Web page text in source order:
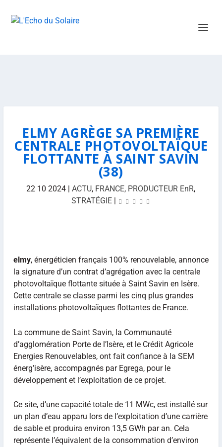
ELMY AGRÈGE SA PREMIÈRE
CENTRALE PHOTOVOLTAÏQUE
FLOTTANTE À SAINT SAVIN
(38)
22 10 2024 |ACTU, FRANCE, PRODUCTEUR EnR,
STRATÉGIE|
elmy, énergéticien français 100% renouvelable, annonce
la signature d’un contrat d’agrégation avec la centrale
photovoltaïque flottante située à Saint Savin en Isère.
Cette centrale se classe parmi les cinq plus grandes
installations photovoltaïques flottantes de France.
La commune de Saint Savin, la Communauté
d’agglomération Porte de l’Isère, et le Crédit Agricole
Energies Renouvelables, ont fait confiance à la SEM
énerg’isère, accompagnés par Egrega, pour le
développement et l’exploitation de ce projet.
Ce site, d’une capacité totale de 11 MWc, est installé sur
un plan d’eau apparu lors de l’exploitation d’une carrière
de sable et produira environ 13,5 GWh par an. Cela
représente l’équivalent de la consommation d’environ